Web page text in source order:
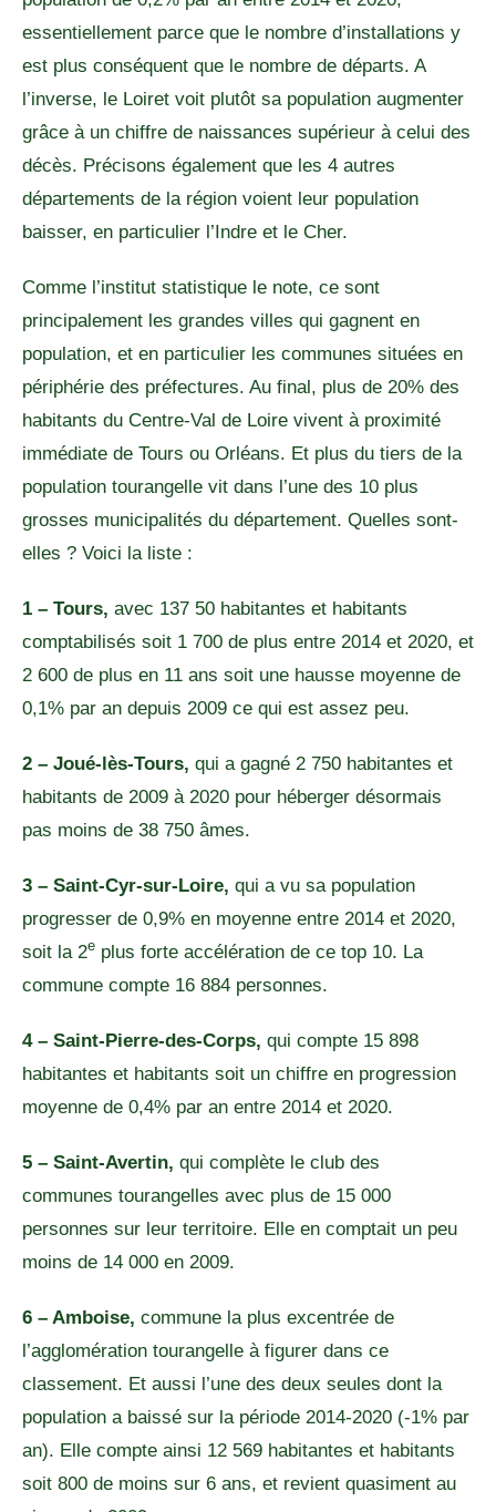
essentiellement parce que le nombre d’installations y
est plus conséquent que le nombre de départs. A
l’inverse, le Loiret voit plutôt sa population augmenter
grâce à un chiffre de naissances supérieur à celui des
décès. Précisons également que les 4 autres
départements de la région voient leur population
baisser, en particulier l’Indre et le Cher.
Comme l’institut statistique le note, ce sont
principalement les grandes villes qui gagnent en
population, et en particulier les communes situées en
périphérie des préfectures. Au final, plus de 20% des
habitants du Centre-Val de Loire vivent à proximité
immédiate de Tours ou Orléans. Et plus du tiers de la
population tourangelle vit dans l’une des 10 plus
grosses municipalités du département. Quelles sont-
elles ? Voici la liste :
1 – Tours, avec 137 50 habitantes et habitants
comptabilisés soit 1 700 de plus entre 2014 et 2020, et
2 600 de plus en 11 ans soit une hausse moyenne de
0,1% par an depuis 2009 ce qui est assez peu.
2 – Joué-lès-Tours, qui a gagné 2 750 habitantes et
habitants de 2009 à 2020 pour héberger désormais
pas moins de 38 750 âmes.
3 – Saint-Cyr-sur-Loire, qui a vu sa population
progresser de 0,9% en moyenne entre 2014 et 2020,
soit la 2e plus forte accélération de ce top 10. La
commune compte 16 884 personnes.
4 – Saint-Pierre-des-Corps, qui compte 15 898
habitantes et habitants soit un chiffre en progression
moyenne de 0,4% par an entre 2014 et 2020.
5 – Saint-Avertin, qui complète le club des
communes tourangelles avec plus de 15 000
personnes sur leur territoire. Elle en comptait un peu
moins de 14 000 en 2009.
6 – Amboise, commune la plus excentrée de
l’agglomération tourangelle à figurer dans ce
classement. Et aussi l’une des deux seules dont la
population a baissé sur la période 2014-2020 (-1% par
an). Elle compte ainsi 12 569 habitantes et habitants
soit 800 de moins sur 6 ans, et revient quasiment au